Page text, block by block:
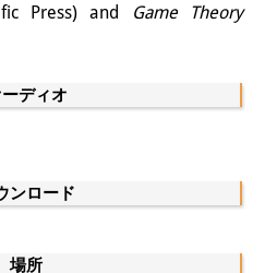
ーズ
会議
ディオ
ンロード
場所
Press) and
Game Theory